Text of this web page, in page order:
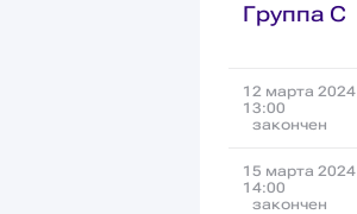
Группа C
12 марта 2024
13:00
закончен
15 марта 2024
14:00
закончен